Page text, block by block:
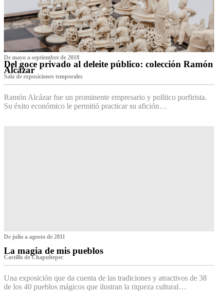
De mayo a septiembre de 2018
Del goce privado al deleite público: colección Ramón
Alcázar
Sala de exposiciones temporales
Ramón Alcázar fue un prominente empresario y político porfirista.
Su éxito económico le permitió practicar su afición…
De julio a agosto de 2011
La magia de mis pueblos
Castillo de Chapultepec
Una exposición que da cuenta de las tradiciones y atractivos de 38
de los 40 pueblos mágicos que ilustran la riqueza cultural…